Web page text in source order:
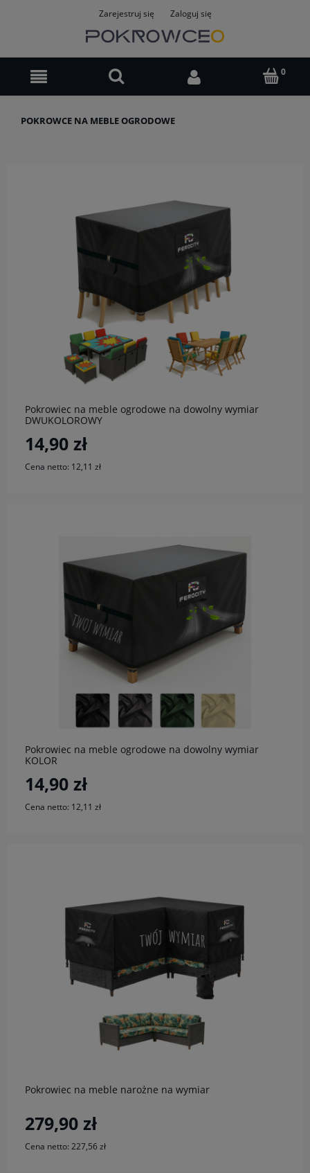
Zarejestruj się Zaloguj się
POKROWCE NA MEBLE OGRODOWE
Pokrowiec na meble ogrodowe na dowolny wymiar
DWUKOLOROWY
14,90 zł
Cena netto: 12,11 zł
do koszyka
Pokrowiec na meble ogrodowe na dowolny wymiar
KOLOR
14,90 zł
Cena netto: 12,11 zł
Pokrowiec na meble narożne na wymiar
279,90 zł
Cena netto: 227,56 zł
do koszyka